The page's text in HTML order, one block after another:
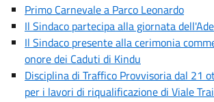
Primo Carnevale a Parco Leonardo
Il Sindaco partecipa alla giornata
Il Sindaco presente alla cerimonia
onore dei Caduti di Kindu
Disciplina di Traffico Provvisoria dal 21
per i lavori di riqualificazione di Viale